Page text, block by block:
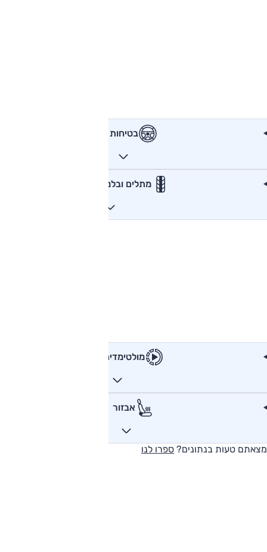
בטיחות
מתלים ובלמים
מולטימדיה
אבזור
מצאתם טעות בנתונים? ספרו לנו